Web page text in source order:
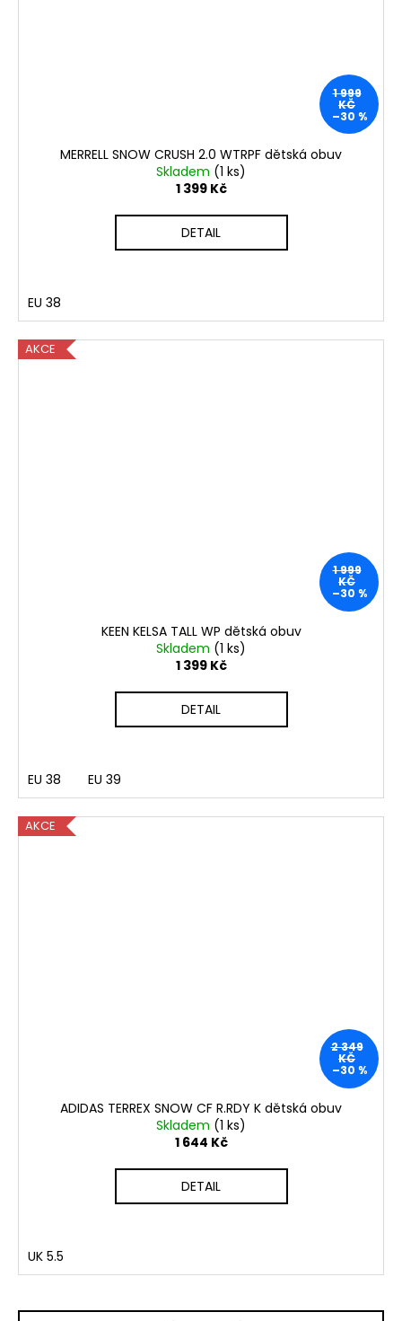
1 999
KČ
–30 %
MERRELL SNOW CRUSH 2.0 WTRPF dětská obuv
Skladem (1 ks)
1 399 Kč
DETAIL
EU 38
AKCE
1 999
KČ
–30 %
KEEN KELSA TALL WP dětská obuv
Skladem (1 ks)
1 399 Kč
DETAIL
EU 38 EU 39
AKCE
2 349
KČ
–30 %
ADIDAS TERREX SNOW CF R.RDY K dětská obuv
Skladem (1 ks)
1 644 Kč
DETAIL
UK 5.5